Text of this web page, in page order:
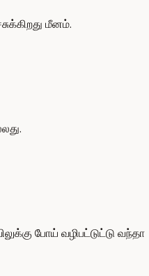
மீனம்.
போய் வழிபட்டுட்டு வந்தா